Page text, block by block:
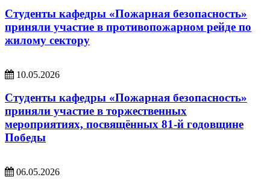
Студенты кафедры «Пожарная безопасность»
приняли участие в противопожарном рейде по
жилому сектору
10.05.2026
Студенты кафедры «Пожарная безопасность»
приняли участие в торжественных
мероприятиях, посвящённых 81-й годовщине
Победы
06.05.2026